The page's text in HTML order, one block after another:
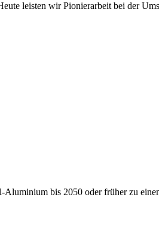
leisten wir Pionierarbeit bei der
bis 2050 oder früher zu